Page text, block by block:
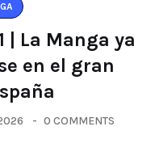
| La Manga ya
en el gran
0 COMMENTS